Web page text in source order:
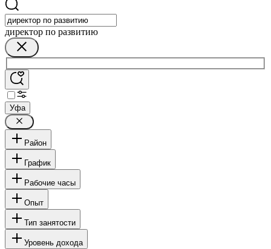
директор по развитию
Уфа
Район
График
Рабочие часы
Опыт
Тип занятости
Уровень дохода